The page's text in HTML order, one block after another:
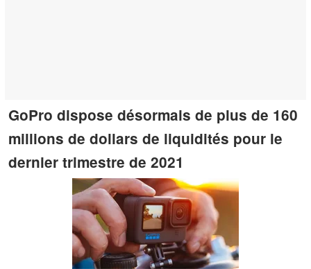
GoPro dispose désormais de plus de 160
millions de dollars de liquidités pour le
dernier trimestre de 2021